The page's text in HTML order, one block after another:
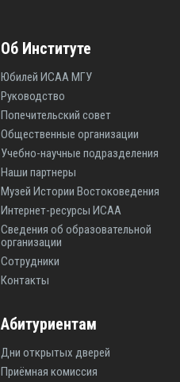
Об Институте
Юбилей ИСАА МГУ
Руководство
Попечительский совет
Общественные организации
Учебно-научные подразделения
Наши партнеры
Музей Истории Востоковедения
Интернет-ресурсы ИСАА
Сведения об образовательной
организации
Сотрудники
Контакты
Абитуриентам
Дни открытых дверей
Приёмная комиссия